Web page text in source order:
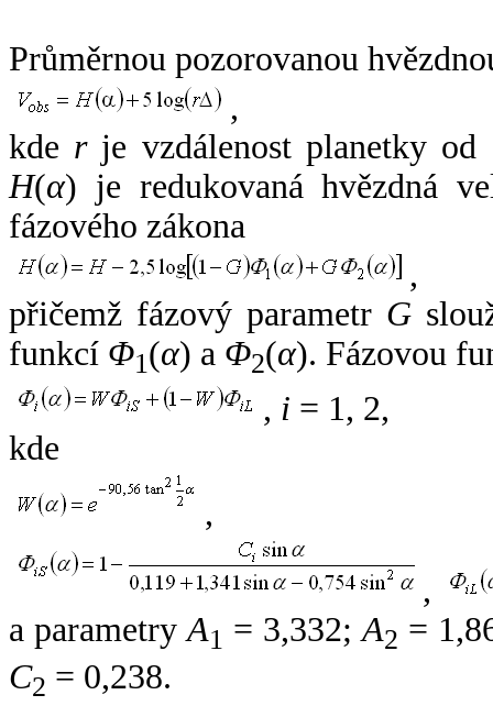
Průměrnou pozorovanou
,
kde rje vzdálenost planetky od
H(α) je redukovaná hvězdná
fázového zákona
,
přičemž fázový parametr G
funkcí Φ1(α) a Φ2(α). Fázovou
, i = 1, 2,
kde
,
,
a parametryA1 = 3,332;A2 =
C2 = 0,238.